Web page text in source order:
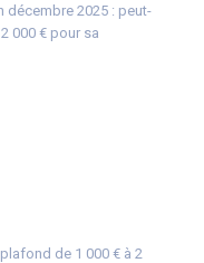
décembre 2025 : peut-
000 € pour sa
de 1 000 € à 2